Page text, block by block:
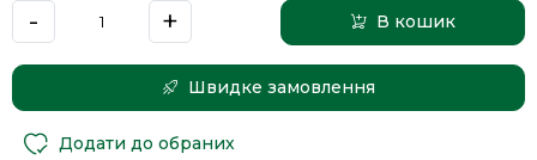
- + В кошик
Швидке замовлення
Додати до обраних